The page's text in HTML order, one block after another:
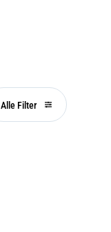
Alle Filter